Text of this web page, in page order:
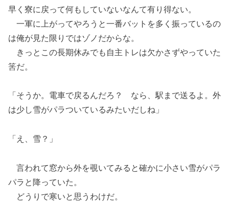
早く寮に戻って何もしていないなんて有り得ない。
一軍に上がってやろうと一番バットを多く振っているの
は俺が見た限りではゾノだからな。
きっとこの長期休みでも自主トレは欠かさずやっていた
筈だ。
「そうか。電車で戻るんだろ？ なら、駅まで送るよ。外
は少し雪がパラついているみたいだしね」
「え、雪？」
言われて窓から外を覗いてみると確かに小さい雪がパラ
パラと降っていた。
どうりで寒いと思うわけだ。